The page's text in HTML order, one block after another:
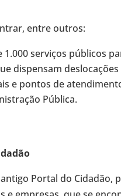
entre outros:
serviços públicos
dispensam
e pontos de
Pública.
Portal do Cidadão,